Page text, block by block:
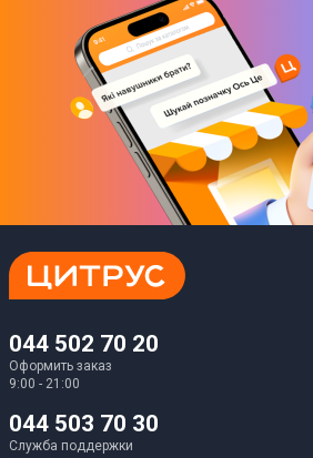
044 502 70 20
Оформить заказ
9:00 - 21:00
044 503 70 30
Служба поддержки